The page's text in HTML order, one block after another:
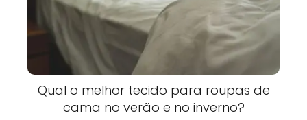
Qual o melhor tecido para roupas de
cama no verão e no inverno?